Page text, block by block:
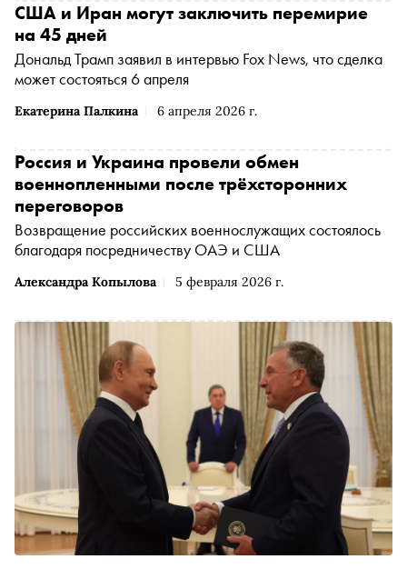
Екатерина Палкина 6 апреля 2026 г.
США и Иран могут заключить перемирие
на 45 дней
Дональд Трамп заявил в интервью Fox News, что сделка
может состояться 6 апреля
Александра Копылова 5 февраля 2026 г.
Россия и Украина провели обмен
военнопленными после трёхсторонних
переговоров
Возвращение российских военнослужащих состоялось
благодаря посредничеству ОАЭ и США